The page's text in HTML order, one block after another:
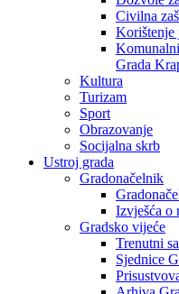
Civilna
Korištenje
Grada
Kultura
Turizam
Sport
Obrazovanje
Socijalna skrb
Ustroj grada
Gradonačelnik
Izvješća o
Gradsko vijeće
Trenutni
Sjednice